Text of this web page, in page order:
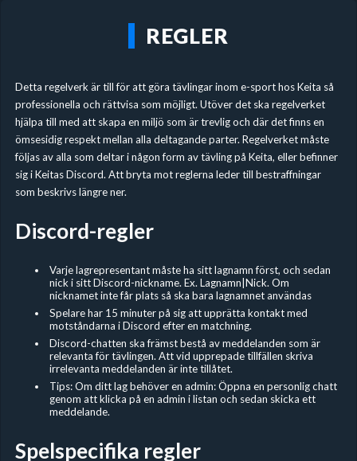
REGLER
Detta regelverk är till för att göra tävlingar inom e-sport hos Keita så
professionella och rättvisa som möjligt. Utöver det ska regelverket
hjälpa till med att skapa en miljö som är trevlig och där det finns en
ömsesidig respekt mellan alla deltagande parter. Regelverket måste
följas av alla som deltar i någon form av tävling på Keita, eller befinner
sig i Keitas Discord. Att bryta mot reglerna leder till bestraffningar
som beskrivs längre ner.
Discord-regler
Varje lagrepresentant måste ha sitt lagnamn först, och sedan
nick i sitt Discord-nickname. Ex. Lagnamn|Nick. Om
nicknamet inte får plats så ska bara lagnamnet användas
Spelare har 15 minuter på sig att upprätta kontakt med
motståndarna i Discord efter en matchning.
Discord-chatten ska främst bestå av meddelanden som är
relevanta för tävlingen. Att vid upprepade tillfällen skriva
irrelevanta meddelanden är inte tillåtet.
Tips: Om ditt lag behöver en admin: Öppna en personlig chatt
genom att klicka på en admin i listan och sedan skicka ett
meddelande.
Spelspecifika regler